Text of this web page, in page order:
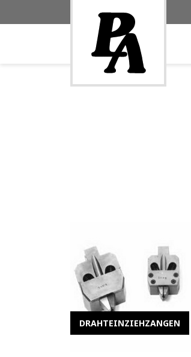
DRAHTEINZIEHZANGEN